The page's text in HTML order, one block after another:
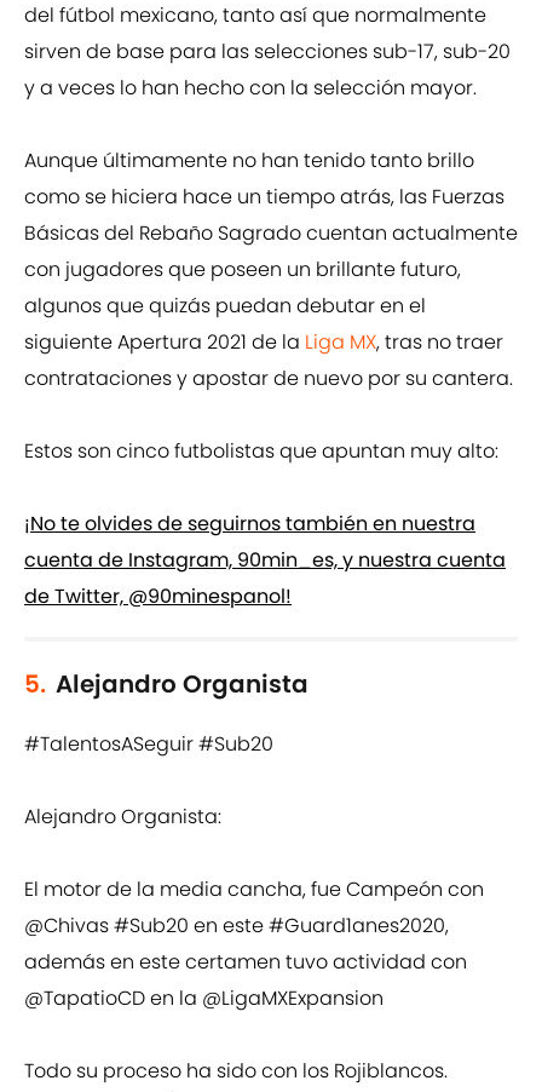
del fútbol mexicano, tanto así que normalmente
sirven de base para las selecciones sub-17, sub-20
y a veces lo han hecho con la selección mayor.
Aunque últimamente no han tenido tanto brillo
como se hiciera hace un tiempo atrás, las Fuerzas
Básicas del Rebaño Sagrado cuentan actualmente
con jugadores que poseen un brillante futuro,
algunos que quizás puedan debutar en el
siguiente Apertura 2021 de la Liga MX, tras no traer
contrataciones y apostar de nuevo por su cantera.
Estos son cinco futbolistas que apuntan muy alto:
¡No te olvides de seguirnos también en nuestra
cuenta de Instagram, 90min_es, y nuestra cuenta
de Twitter, @90minespanol!
5. Alejandro Organista
#TalentosASeguir#Sub20
Alejandro Organista:
El motor de la media cancha, fue Campeón con
@Chivas#Sub20 en este#Guard1anes2020,
además en este certamen tuvo actividad con
@TapatioCDen la @LigaMXExpansion
Todo su proceso ha sido con los Rojiblancos.